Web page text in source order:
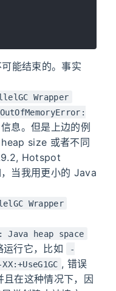
能结束的。事实
Wrapper
信息。但是上边的例
size 或者不同
Hotspot
当我用更小的 Java
Wrapper
Java heap space
行它，比如
-
XX:+UseG1GC , 错误
在这种情况下，因